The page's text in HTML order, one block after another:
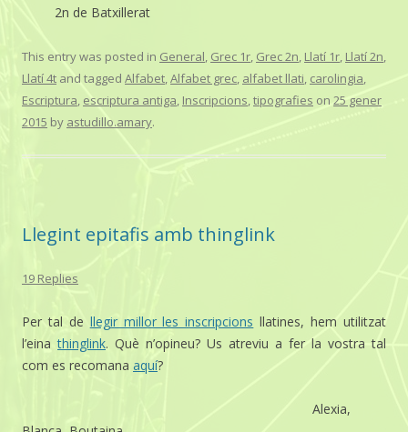
2n de Batxillerat
This entry was posted in General, Grec 1r, Grec 2n, Llatí 1r, Llatí 2n,
Llatí 4t and tagged Alfabet,Alfabet grec, alfabet llati, carolingia,
Escriptura, escriptura antiga, Inscripcions,tipografies on 25 gener
2015 by astudillo.amary.
Llegint epitafis amb thinglink
19 Replies
Per tal de llegir millor les inscripcions llatines, hem utilitzat
l’einathinglink. Què n’opineu? Us atreviu a fer la vostra tal
com es recomana aquí?
Alexia,